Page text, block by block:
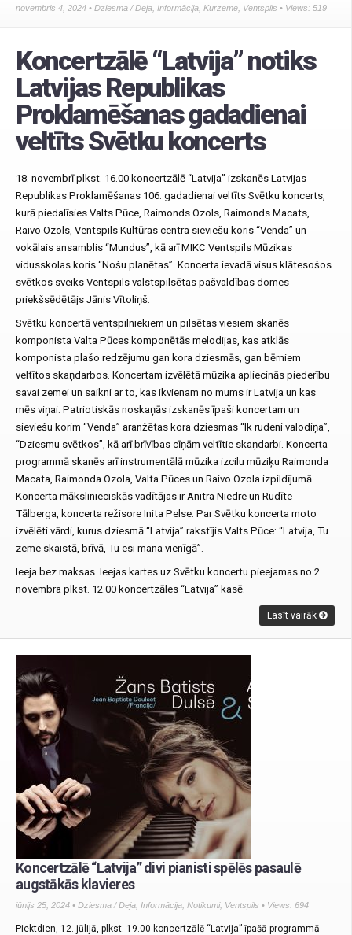
novembris 4, 2024 • Dziesma / Deja Informācija Kurzeme Ventspils • Views: 519
Koncertzālē “Latvija” notiks
Latvijas Republikas
Proklamēšanas gadadienai
veltīts Svētku koncerts
18. novembrī plkst. 16.00 koncertzālē “Latvija” izskanēs Latvijas
Republikas Proklamēšanas 106. gadadienai veltīts Svētku koncerts,
kurā piedalīsies Valts Pūce, Raimonds Ozols, Raimonds Macats,
Raivo Ozols, Ventspils Kultūras centra sieviešu koris “Venda” un
vokālais ansamblis “Mundus”, kā arī MIKC Ventspils Mūzikas
vidusskolas koris “Nošu planētas”. Koncerta ievadā visus klātesošos
svētkos sveiks Ventspils valstspilsētas pašvaldības domes
priekšsēdētājs Jānis Vītoliņš.
Svētku koncertā ventspilniekiem un pilsētas viesiem skanēs
komponista Valta Pūces komponētās melodijas, kas atklās
komponista plašo redzējumu gan kora dziesmās, gan bērniem
veltītos skaņdarbos. Koncertam izvēlētā mūzika apliecinās piederību
savai zemei un saikni ar to, kas ikvienam no mums ir Latvija un kas
mēs viņai. Patriotiskās noskaņās izskanēs īpaši koncertam un
sieviešu korim “Venda” aranžētas kora dziesmas “Ik rudeni valodiņa”,
“Dziesmu svētkos”, kā arī brīvības cīņām veltītie skaņdarbi. Koncerta
programmā skanēs arī instrumentālā mūzika izcilu mūziķu Raimonda
Macata, Raimonda Ozola, Valta Pūces un Raivo Ozola izpildījumā.
Koncerta mākslinieciskās vadītājas ir Anitra Niedre un Rudīte
Tālberga, koncerta režisore Inita Pelse. Par Svētku koncerta moto
izvēlēti vārdi, kurus dziesmā “Latvija” rakstījis Valts Pūce: “Latvija, Tu
zeme skaistā, brīvā, Tu esi mana vienīgā”.
Ieeja bez maksas. Ieejas kartes uz Svētku koncertu pieejamas no 2.
novembra plkst. 12.00 koncertzāles “Latvija” kasē.
Lasīt vairāk
Koncertzālē “Latvija” divi pianisti spēlēs pasaulē
augstākās klavieres
jūnijs 25, 2024 • Dziesma / Deja Informācija Notikumi, Ventspils • Views: 694
Piektdien, 12. jūlijā, plkst. 19.00 koncertzālē “Latvija” īpašā programmā